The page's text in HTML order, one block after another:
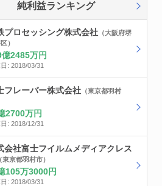
純利益ランキング
プロセッシング株式会社 （大阪府堺
）
2485万円
: 2018/03/31
フレーバー株式会社 （東京都羽村
2700万円
: 2018/12/31
会社富士フイルムメディアクレス
（東京都羽村市）
105万3000円
: 2018/03/31